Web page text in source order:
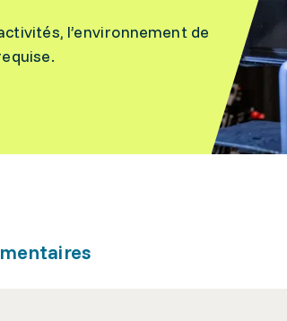
l’environnement de